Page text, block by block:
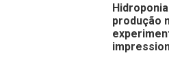
produção